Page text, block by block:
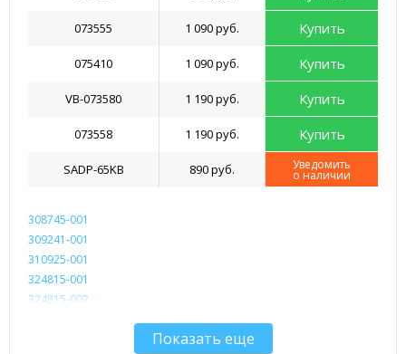
073555 1 090 руб. Купить
075410 1 090 руб. Купить
VB-073580 1 190 руб. Купить
073558 1 190 руб. Купить
SADP-65KB 890 руб. Уведомить
о наличии
308745-001
309241-001
310925-001
324815-001
324815-002
Показать еще